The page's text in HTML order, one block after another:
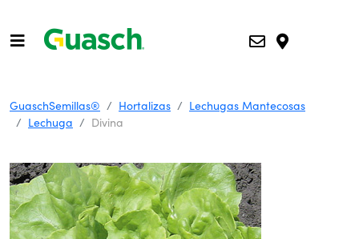
GuaschSemillas® Hortalizas
Lechugas Mantecosas
Lechuga
Divina